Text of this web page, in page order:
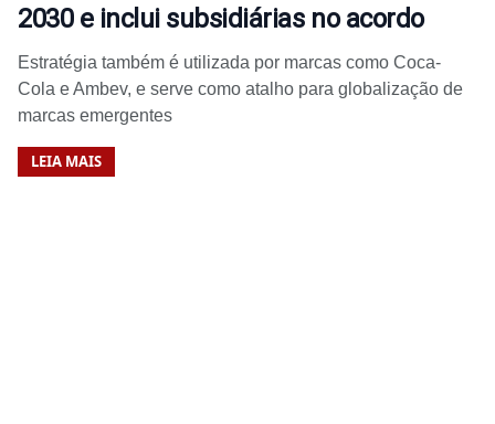
2030 e inclui subsidiárias no acordo
Estratégia também é utilizada por marcas como Coca-
Cola e Ambev, e serve como atalho para globalização de
marcas emergentes
LEIA MAIS